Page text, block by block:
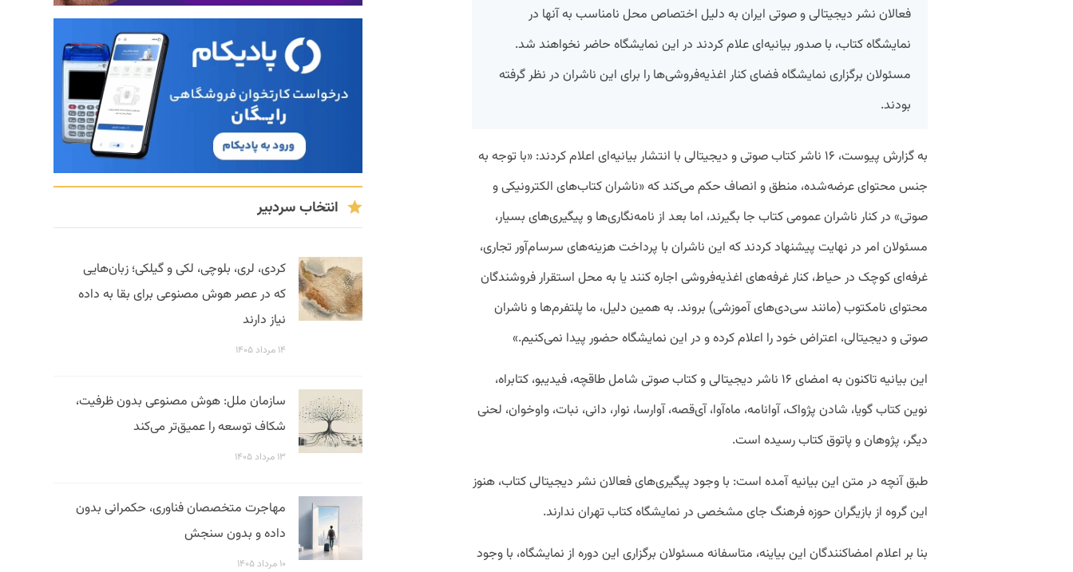
فعالان نشر دیجیتالی و صوتی ایران به دلیل اختصاص محل نامناسب به آنها در
نمایشگاه کتاب، با صدور بیانیه‌ای علام کردند در این نمایشگاه حاضر نخواهند شد.
مسئولان برگزاری نمایشگاه فضای کنار اغذیه‌فروشی‌ها را برای این ناشران در نظر گرفته
بودند.
به گزارش پیوست، ۱۶ ناشر کتاب صوتی و دیجیتالی با انتشار بیانیه‌ای اعلام کردند: «با توجه به
جنس محتوای عرضه‌شده، منطق و انصاف حکم می‌کند که «ناشران کتاب‌های الکترونیکی و
صوتی» در کنار ناشران عمومی کتاب جا بگیرند، اما بعد از نامه‌نگاری‌ها و پیگیری‌های بسیار،
مسئولان امر در نهایت پیشنهاد کردند که این ناشران با پرداخت هزینه‌های سرسام‌آور تجاری،
غرفه‌ای کوچک در حیاط، کنار غرفه‌های اغذیه‌فروشی اجاره کنند یا به محل استقرار فروشندگان
محتوای نامکتوب (مانند سی‌دی‌های آموزشی) بروند. به همین دلیل، ما پلتفرم‌ها و ناشران
صوتی و دیجیتالی، اعتراض خود را اعلام کرده و در این نمایشگاه حضور پیدا نمی‌کنیم.»
این بیانیه تاکنون به امضای ۱۶ ناشر دیجیتالی و کتاب صوتی شامل طاقچه، فیدیبو، کتابراه،
نوین کتاب گویا، شادن پژواک، آوانامه، ماه‌آوا، آی‌قصه، آوارسا، نوار، دانی، نبات، واوخوان، لحنی
دیگر، پژوهان و پاتوق کتاب رسیده است.
طبق آنچه در متن این بیانیه آمده است: با وجود پیگیری‌های فعالان نشر دیجیتالی کتاب، هنوز
این گروه از بازیگران حوزه فرهنگ جای مشخصی در نمایشگاه کتاب تهران ندارند.
بنا بر اعلام امضاکنندگان این بیاینه، متاسفانه مسئولان برگزاری این دوره از نمایشگاه، با وجود
انتخاب سردبیر
کردی، لری، بلوچی، لکی و گیلکی؛ زبان‌هایی
که در عصر هوش مصنوعی برای بقا به داده
نیاز دارند
۱۴ مرداد ۱۴۰۵
سازمان ملل: هوش مصنوعی بدون ظرفیت،
شکاف توسعه را عمیق‌تر می‌کند
۱۳ مرداد ۱۴۰۵
مهاجرت متخصصان فناوری، حکمرانی بدون
داده و بدون سنجش
۱۰ مرداد ۱۴۰۵